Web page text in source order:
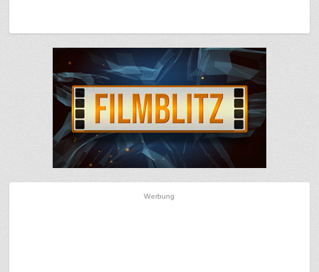
Werbung